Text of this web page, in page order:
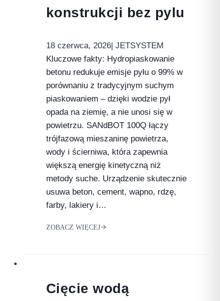
konstrukcji bez pylu
18 czerwca, 2026| JETSYSTEM
Kluczowe fakty: Hydropiaskowanie
betonu redukuje emisje pyłu o 99% w
porównaniu z tradycyjnym suchym
piaskowaniem – dzięki wodzie pył
opada na ziemię, a nie unosi się w
powietrzu. SANdBOT 100Q łączy
trójfazową mieszaninę powietrza,
wody i ścierniwa, która zapewnia
większą energię kinetyczną niż
metody suche. Urządzenie skutecznie
usuwa beton, cement, wapno, rdzę,
farby, lakiery i…
ZOBACZ WIĘCEJ
Cięcie wodą